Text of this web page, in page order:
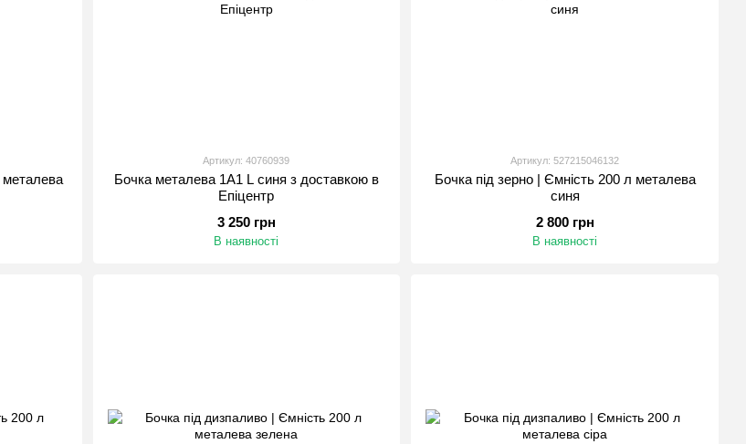
металева
Артикул: 40760939
Бочка металева 1А1 L синя з доставкою в
Епіцентр
3 250 грн
В наявності
Артикул: 527215046132
Бочка під зерно | Ємність 200 л металева
синя
2 800 грн
В наявності